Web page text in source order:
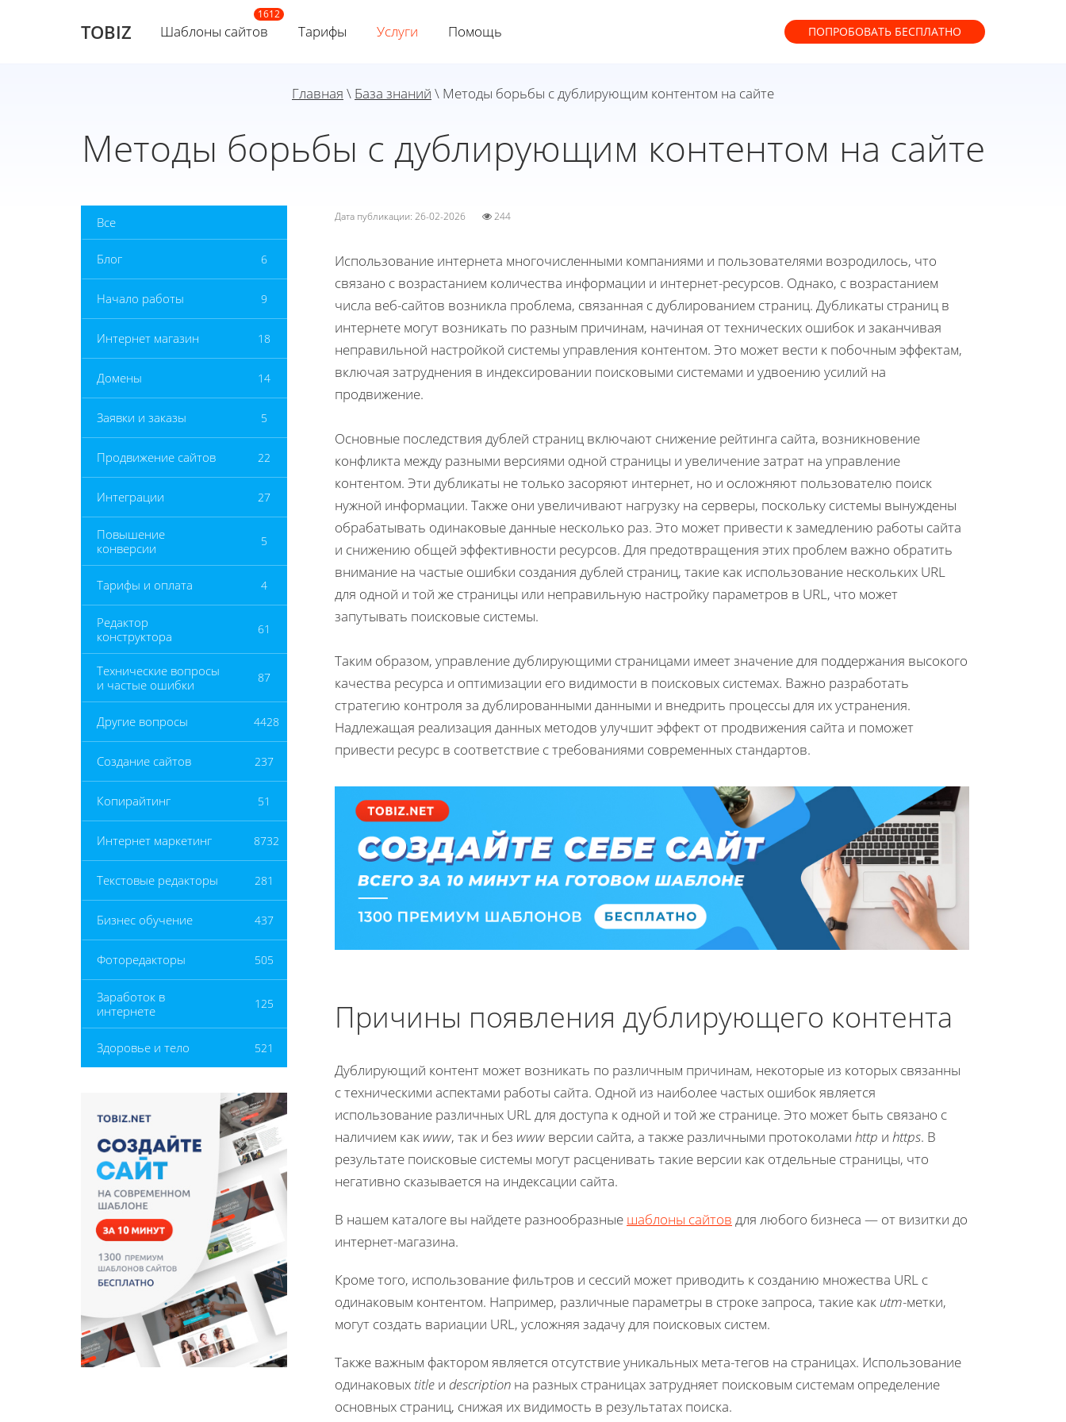
TOBIZ Шаблоны сайтов Тарифы Услуги Помощь ПОПРОБОВАТЬ БЕСПЛАТНО
Главная \ База знаний \ Методы борьбы с дублирующим контентом на сайте
Методы борьбы с дублирующим контентом на сайте
Все
Блог 6
Начало работы 9
Интернет магазин 18
Домены 14
Заявки и заказы 5
Продвижение сайтов 22
Интеграции 27
Повышение
конверсии
5
Тарифы и оплата 4
Редактор
конструктора
61
Технические вопросы
и частые ошибки
87
Другие вопросы 4428
Создание сайтов 237
Копирайтинг 51
Интернет маркетинг 8732
Текстовые редакторы 281
Бизнес обучение 437
Фоторедакторы 505
Заработок в
интернете
125
Здоровье и тело 521
Дата публикации: 26-02-2026 244
Использование интернета многочисленными компаниями и пользователями возродилось, что
связано с возрастанием количества информации и интернет-ресурсов. Однако, с возрастанием
числа веб-сайтов возникла проблема, связанная с дублированием страниц. Дубликаты страниц в
интернете могут возникать по разным причинам, начиная от технических ошибок и заканчивая
неправильной настройкой системы управления контентом. Это может вести к побочным эффектам,
включая затруднения в индексировании поисковыми системами и удвоению усилий на
продвижение.
Основные последствия дублей страниц включают снижение рейтинга сайта, возникновение
конфликта между разными версиями одной страницы и увеличение затрат на управление
контентом. Эти дубликаты не только засоряют интернет, но и осложняют пользователю поиск
нужной информации. Также они увеличивают нагрузку на серверы, поскольку системы вынуждены
обрабатывать одинаковые данные несколько раз. Это может привести к замедлению работы сайта
и снижению общей эффективности ресурсов. Для предотвращения этих проблем важно обратить
внимание на частые ошибки создания дублей страниц, такие как использование нескольких URL
для одной и той же страницы или неправильную настройку параметров в URL, что может
запутывать поисковые системы.
Таким образом, управление дублирующими страницами имеет значение для поддержания высокого
качества ресурса и оптимизации его видимости в поисковых системах. Важно разработать
стратегию контроля за дублированными данными и внедрить процессы для их устранения.
Надлежащая реализация данных методов улучшит эффект от продвижения сайта и поможет
привести ресурс в соответствие с требованиями современных стандартов.
Причины появления дублирующего контента
Дублирующий контент может возникать по различным причинам, некоторые из которых связанны
с техническими аспектами работы сайта. Одной из наиболее частых ошибок является
использование различных URL для доступа к одной и той же странице. Это может быть связано с
наличием как www, так и без www версии сайта, а также различными протоколами http и https. В
результате поисковые системы могут расценивать такие версии как отдельные страницы, что
негативно сказывается на индексации сайта.
В нашем каталоге вы найдете разнообразные шаблоны сайтов для любого бизнеса — от визитки до
интернет-магазина.
Кроме того, использование фильтров и сессий может приводить к созданию множества URL с
одинаковым контентом. Например, различные параметры в строке запроса, такие как utm-метки,
могут создать вариации URL, усложняя задачу для поисковых систем.
Также важным фактором является отсутствие уникальных мета-тегов на страницах. Использование
одинаковых title и description на разных страницах затрудняет поисковым системам определение
основных страниц, снижая их видимость в результатах поиска.